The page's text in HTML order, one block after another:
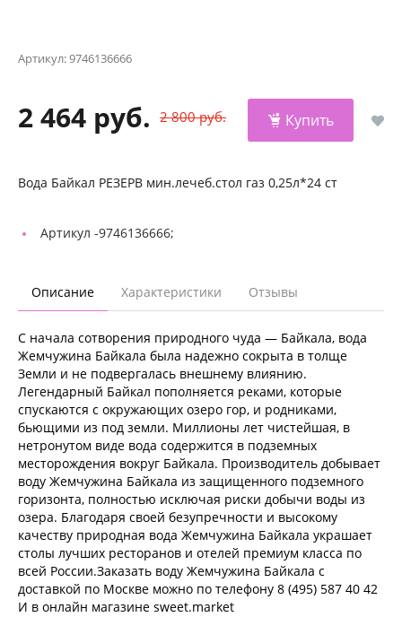
Артикул:9746136666
2 464 руб. 2 800 руб. Купить
Вода Байкал РЕЗЕРВ мин.лечеб.стол газ 0,25л*24 ст
Артикул -9746136666;
Описание Характеристики Отзывы
С начала сотворения природного чуда — Байкала, вода
Жемчужина Байкала была надежно сокрыта в толще
Земли и не подвергалась внешнему влиянию.
Легендарный Байкал пополняется реками, которые
спускаются с окружающих озеро гор, и родниками,
бьющими из под земли. Миллионы лет чистейшая, в
нетронутом виде вода содержится в подземных
месторождения вокруг Байкала. Производитель добывает
воду Жемчужина Байкала из защищенного подземного
горизонта, полностью исключая риски добычи воды из
озера. Благодаря своей безупречности и высокому
качеству природная вода Жемчужина Байкала украшает
столы лучших ресторанов и отелей премиум класса по
всей России.Заказать воду Жемчужина Байкала с
доставкой по Москве можно по телефону 8 (495) 587 40 42
И в онлайн магазине sweet.market